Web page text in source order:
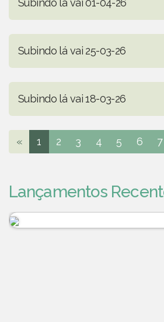
Subindo lá vai 01-04-26
Subindo lá vai 25-03-26
Subindo lá vai 18-03-26
« 1 2 3 4 5 6 7
Lançamentos